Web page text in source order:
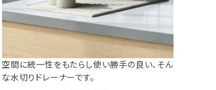
空間に統一性をもたらし使い勝手の良い、そん
な水切りドレーナーです。